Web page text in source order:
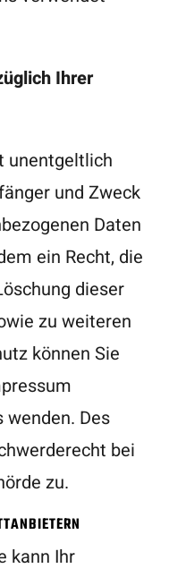
Ihrer
unentgeltlich
und Zweck
Daten
ein Recht, die
dieser
zu weiteren
können Sie
wenden. Des
bei
zu.
kann Ihr